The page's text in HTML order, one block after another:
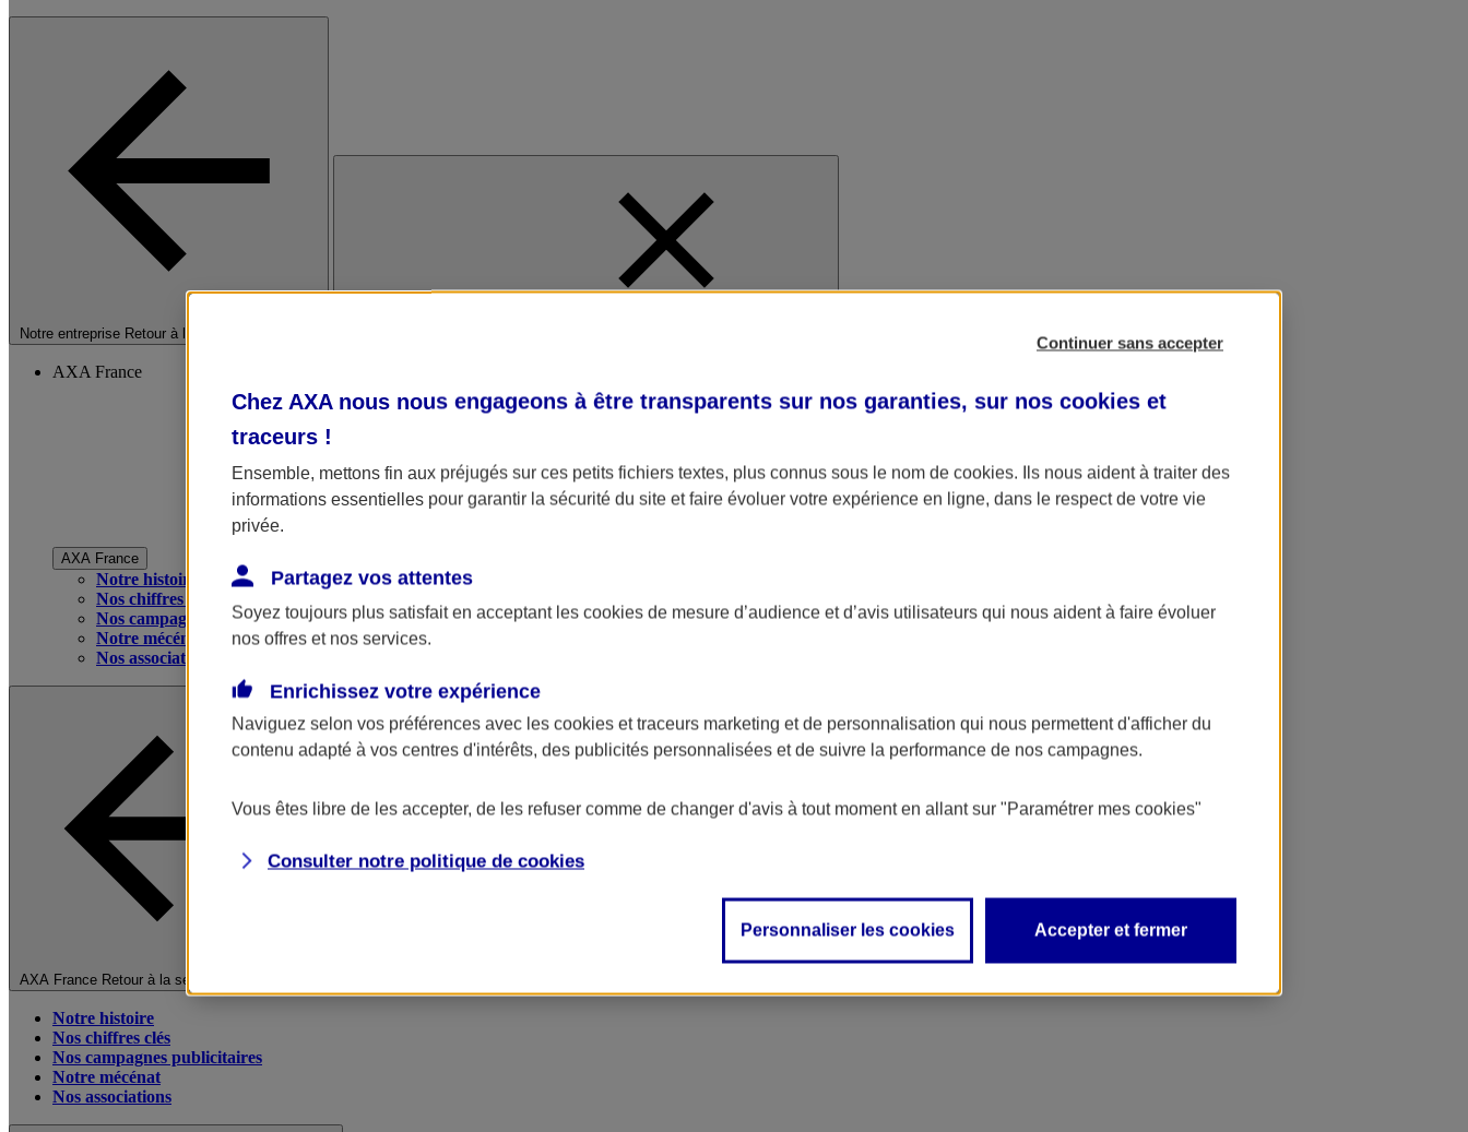
Notre entreprise Retour à la section précédente
AXA France
AXA France
Notre histoire
Nos chiffres clés
Nos campagnes publicitaires
Notre mécénat
Nos associations
AXA France Retour à la section précédente
Notre histoire
Nos chiffres clés
Nos campagnes publicitaires
Notre mécénat
Nos associations
Continuer sans accepter
Chez AXA nous nous engageons à être transparents sur nos garanties, sur nos cookies et
traceurs !
Ensemble, mettons fin aux préjugés sur ces petits fichiers textes, plus connus sous le nom de cookies. Ils nous aident à traiter des
informations essentielles pour garantir la sécurité du site et faire évoluer votre expérience en ligne, dans le respect de votre vie
privée.
Partagez vos attentes
Soyez toujours plus satisfait en acceptant les cookies de mesure d’audience et d’avis utilisateurs qui nous aident à faire évoluer
nos offres et nos services.
Enrichissez votre expérience
Naviguez selon vos préférences avec les cookies et traceurs marketing et de personnalisation qui nous permettent d'afficher du
contenu adapté à vos centres d'intérêts, des publicités personnalisées et de suivre la performance de nos campagnes.
Vous êtes libre de les accepter, de les refuser comme de changer d'avis à tout moment en allant sur "Paramétrer mes cookies"
Consulter notre politique de cookies
Personnaliser les cookies Accepter et fermer